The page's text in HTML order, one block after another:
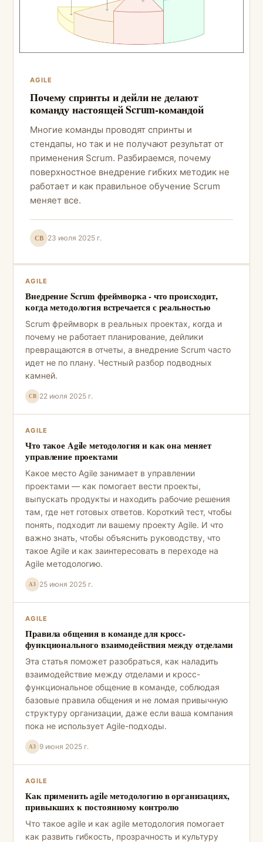
AGILE
Почему спринты и дейли не делают
команду настоящей Scrum-командой
Многие команды проводят спринты и
стендапы, но так и не получают результат от
применения Scrum. Разбираемся, почему
поверхностное внедрение гибких методик не
работает и как правильное обучение Scrum
меняет все.
СВ 23 июля 2025 г.
AGILE
Внедрение Scrum фреймворка - что происходит,
когда методология встречается с реальностью
Scrum фреймворк в реальных проектах, когда и
почему не работает планирование, дейлики
превращаются в отчеты, а внедрение Scrum часто
идет не по плану. Честный разбор подводных
камней.
СВ 22 июля 2025 г.
AGILE
Что такое Agile методология и как она меняет
управление проектами
Какое место Agile занимает в управлении
проектами — как помогает вести проекты,
выпускать продукты и находить рабочие решения
там, где нет готовых ответов. Короткий тест, чтобы
понять, подходит ли вашему проекту Agile. И что
важно знать, чтобы объяснить руководству, что
такое Agile и как заинтересовать в переходе на
Agile методологию.
АЗ 25 июня 2025 г.
AGILE
Правила общения в команде для кросс-
функционального взаимодействия между отделами
Эта статья поможет разобраться, как наладить
взаимодействие между отделами и кросс-
функциональное общение в команде, соблюдая
базовые правила общения и не ломая привычную
структуру организации, даже если ваша компания
пока не использует Agile-подходы.
АЗ 9 июня 2025 г.
AGILE
Как применить agile методологию в организациях,
привыкших к постоянному контролю
Что такое agile и как agile методология помогает
как развить гибкость, прозрачность и культуру